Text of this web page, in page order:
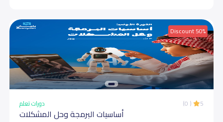
Discount 50%
دورات تعلم (0 ) 5
أساسیات البرمجة وحل المشكلات